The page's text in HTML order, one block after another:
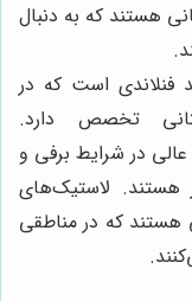
هستند که به دنبال
فنلاندی است که در
تخصص دارد.
در شرایط برفی و
هستند. لاستیک‌های
هستند که در مناطقی